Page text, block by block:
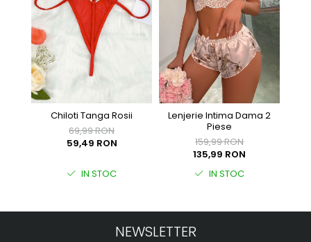
Chiloti Tanga Rosii
69,99 RON
59,49 RON
IN STOC
Lenjerie Intima Dama 2
Piese
159,99 RON
135,99 RON
IN STOC
NEWSLETTER